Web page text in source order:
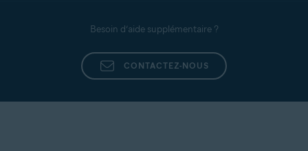
Besoin d’aide supplémentaire ?
CONTACTEZ-NOUS